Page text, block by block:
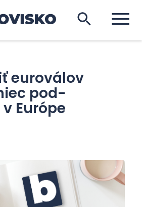
euroválov
pod-
Európe